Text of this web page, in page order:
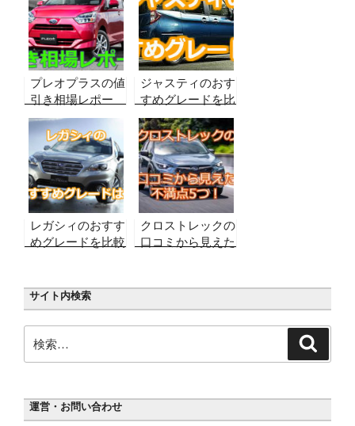
プレオプラスの値
引き相場レポー
ト！【2026年8月
最新】実販売デー
タから合格ライン
を算出！
ジャスティのおす
すめグレードを比
較して検証！後悔
しないために選ん
でいきたいのは
レガシィのおすす
めグレードを比較
おきたいのは
クロストレックの
口コミから見えた
しておきたいポイ
ントとは？
サイト内検索
索:
運営・お問い合わせ